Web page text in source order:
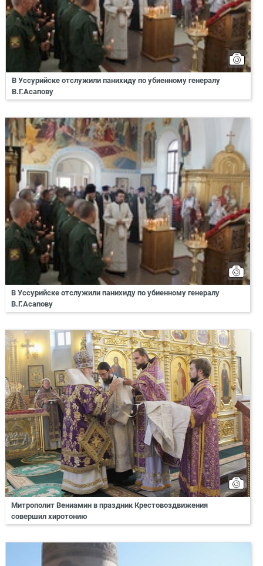
В Уссурийске отслужили панихиду по убиенному генералу
В.Г.Асапову
В Уссурийске отслужили панихиду по убиенному генералу
В.Г.Асапову
Митрополит Вениамин в праздник Крестовоздвижения
совершил хиротонию